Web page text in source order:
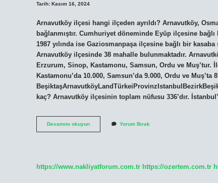
Tarih: Kasım 16, 2024
Arnavutköy ilçesi hangi ilçeden ayrıldı? Arnavutköy,
bağlanmıştır. Cumhuriyet döneminde Eyüp ilçesine
1987 yılında ise Gaziosmanpaşa ilçesine bağlı bir
Arnavutköy ilçesinde 38 mahalle bulunmaktadır.
Erzurum, Sinop, Kastamonu, Samsun, Ordu ve Muş’tur.
Kastamonu’da 10.000, Samsun’da 9.000, Ordu ve
kaç? Arnavutköy ilçesinin toplam nüfusu 336’dır.
Devamını okuyunArnavutköy
Ilçe
Yorum Bırak
https://www.nakliyatforum.com.tr https://ozertem.com.tr